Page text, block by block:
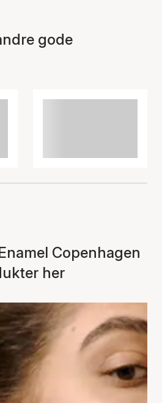
gode
Copenhagen
her